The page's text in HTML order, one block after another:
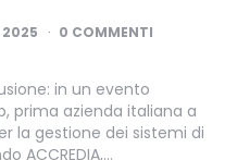
2025 0 COMMENTI
in un evento
prima azienda italiana a
la gestione dei sistemi di
ACCREDIA,…